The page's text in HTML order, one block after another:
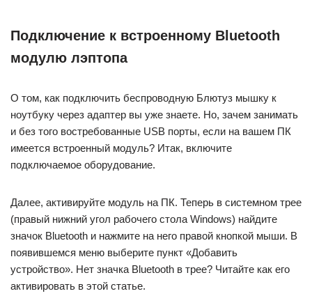
Подключение к встроенному Bluetooth
модулю лэптопа
О том, как подключить беспроводную Блютуз мышку к
ноутбуку через адаптер вы уже знаете. Но, зачем занимать
и без того востребованные USB порты, если на вашем ПК
имеется встроенный модуль? Итак, включите
подключаемое оборудование.
Далее, активируйте модуль на ПК. Теперь в системном трее
(правый нижний угол рабочего стола Windows) найдите
значок Bluetooth и нажмите на него правой кнопкой мыши. В
появившемся меню выберите пункт «Добавить
устройство». Нет значка Bluetooth в трее? Читайте как его
активировать в этой статье.